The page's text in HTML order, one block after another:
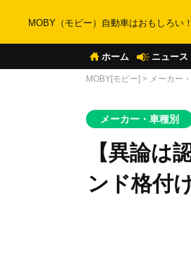
MOBY（モビー）自動車はおもしろい！
ホーム ニュース
MOBY[モビー] > メーカー
メーカー・車種別
【異論は
ンド格付